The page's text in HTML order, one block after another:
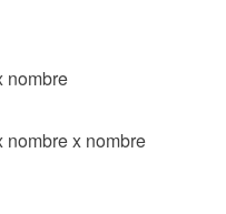
nombre
nombre x nombre